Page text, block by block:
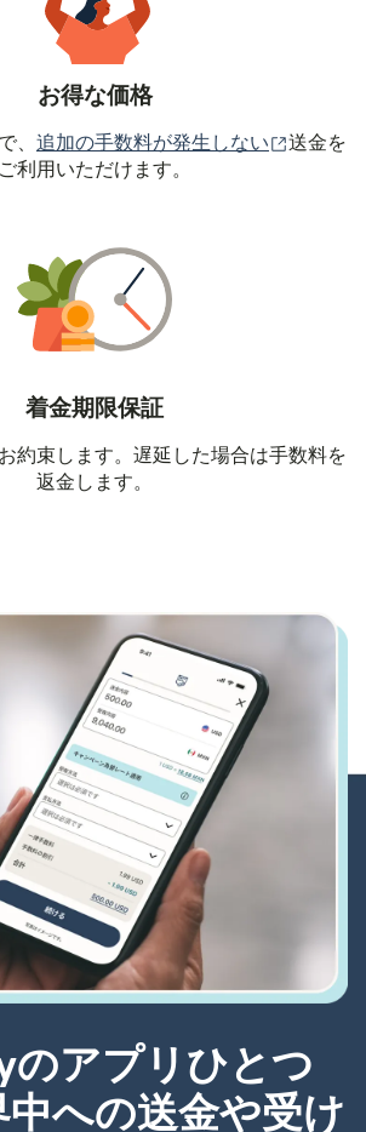
お得な価格
、 追加の手数料が発生しない （別ウ
送金を
ご利用いただけます。
着金期限保証
約束します。遅延した場合は手数料を
返金します。
のアプリひとつ
中への送金や受け